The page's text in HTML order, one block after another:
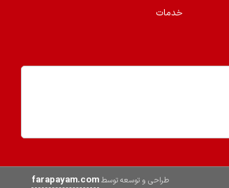
خدمات
طراحی و توسعه توسطfarapayam.com